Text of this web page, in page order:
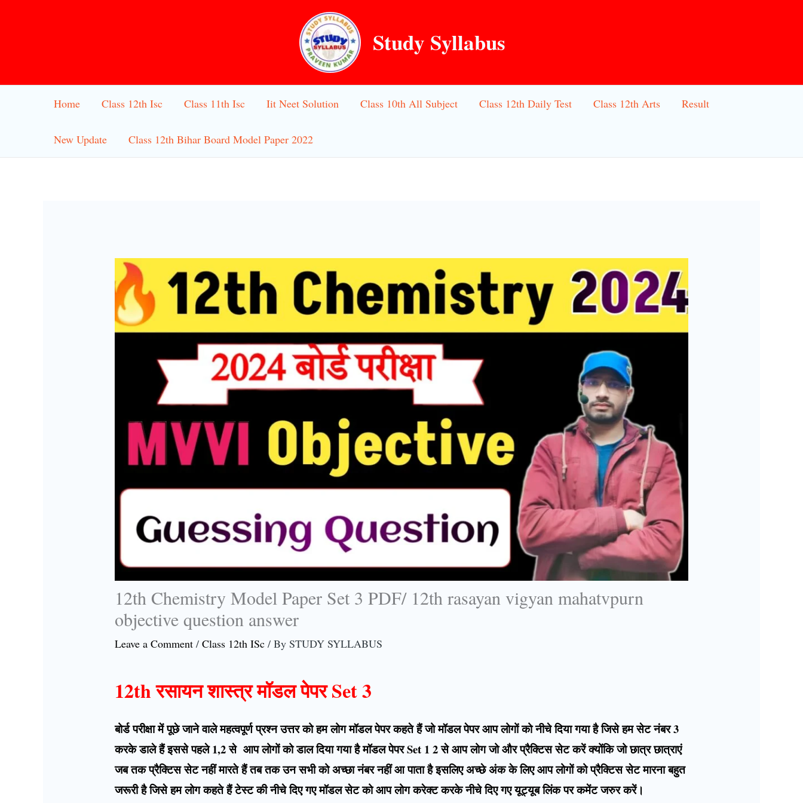
Study Syllabus
Home Class 12th Isc Class 11th Isc Iit Neet Solution Class 10th All Subject Class 12th Daily Test Class 12th Arts Result
New Update Class 12th Bihar Board Model Paper 2022
12th Chemistry Model Paper Set 3 PDF/ 12th rasayan vigyan mahatvpurn
objective question answer
Leave a Comment /Class 12th ISc / BySTUDY SYLLABUS
12th रसायन शास्त्र मॉडल पेपर Set 3
बोर्ड परीक्षा में पूछे जाने वाले महत्वपूर्ण प्रश्न उत्तर को हम लोग मॉडल पेपर कहते हैं जो मॉडल पेपर आप लोगों को नीचे दिया गया है जिसे हम सेट नंबर 3
करके डाले हैं इससे पहले 1,2 से आप लोगों को डाल दिया गया है मॉडल पेपर Set 1 2 से आप लोग जो और प्रैक्टिस सेट करें क्योंकि जो छात्र छात्राएं
जब तक प्रैक्टिस सेट नहीं मारते हैं तब तक उन सभी को अच्छा नंबर नहीं आ पाता है इसलिए अच्छे अंक के लिए आप लोगों को प्रैक्टिस सेट मारना बहुत
जरूरी है जिसे हम लोग कहते हैं टेस्ट की नीचे दिए गए मॉडल सेट को आप लोग करेक्ट करके नीचे दिए गए यूट्यूब लिंक पर कमेंट जरुर करें।